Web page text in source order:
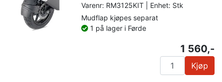
Varenr: RM3125KIT | Enhet: Stk
Mudflap kjøpes separat
1 på lager i Førde
1 560,-
Kjøp